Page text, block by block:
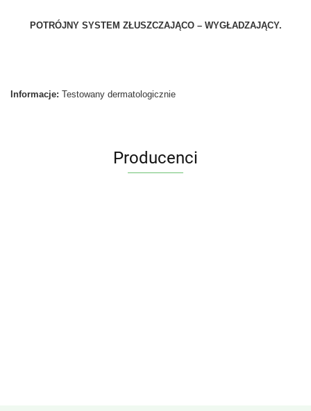
POTRÓJNY SYSTEM ZŁUSZCZAJĄCO – WYGŁADZAJĄCY.
Informacje: Testowany dermatologicznie
Producenci